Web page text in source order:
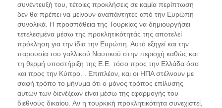
συνέντευξή του, τέτοιες προκλήσεις σε καμία περίπτωση
δεν θα πρέπει να μείνουν αναπάντητες από την Ευρώπη
συνολικά. Η προσπάθεια της Τουρκίας να δημιουργήσει
τετελεσμένα μέσω της προκλητικότητάς της αποτελεί
πρόκληση για την ίδια την Ευρώπη. Αυτό εξηγεί και την
παρουσία του γαλλικού Ναυτικού στην περιοχή καθώς και
τη θερμή υποστήριξη της Ε.Ε. τόσο προς την Ελλάδα όσο
και προς την Κύπρο. . Επιπλέον, και οι ΗΠΑ στέλνουν με
σαφή τρόπο το μήνυμα ότι ο μόνος τρόπος επίλυσης
αυτών των διενέξεων είναι μέσω της εφαρμογής του
διεθνούς δικαίου. Αν η τουρκική προκλητικότητα συνεχιστεί,